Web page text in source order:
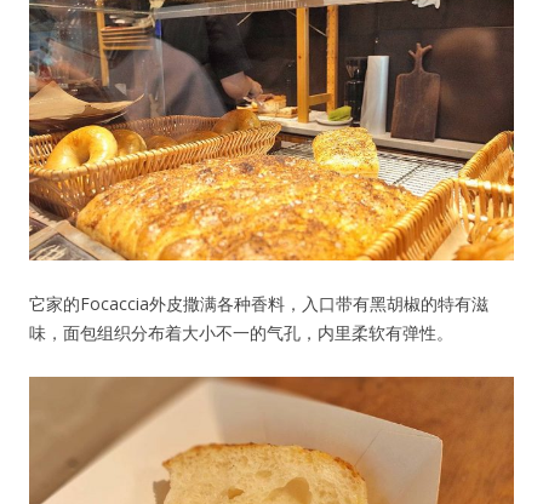
用户名或Email
它家的Focaccia外皮撒满各种香料，入口带有黑胡椒的特有滋
味，面包组织分布着大小不一的气孔，内里柔软有弹性。